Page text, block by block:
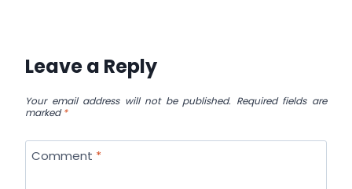
Leave a Reply
Your email address will not be published. Required fields are
marked*
Comment *